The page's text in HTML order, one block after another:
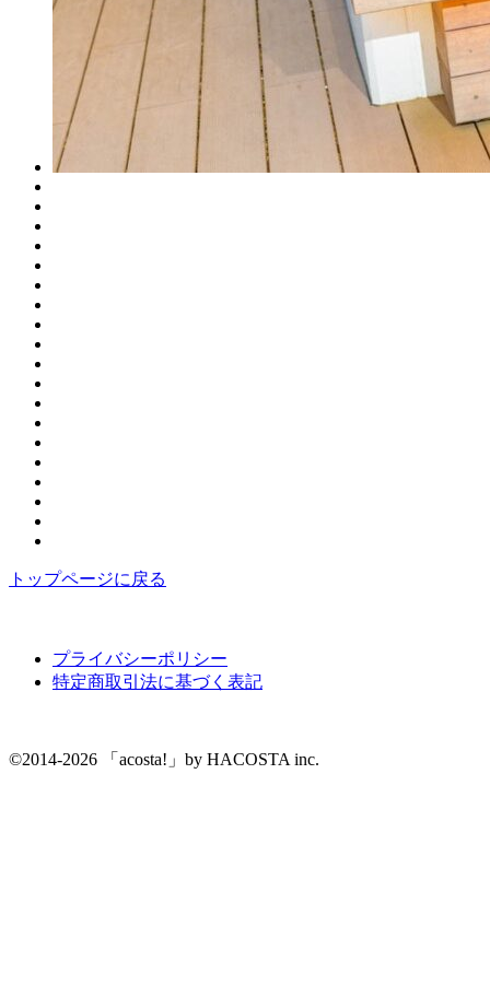
トップページに戻る
プライバシーポリシー
特定商取引法に基づく表記
©2014-2026 「acosta!」by HACOSTA inc.